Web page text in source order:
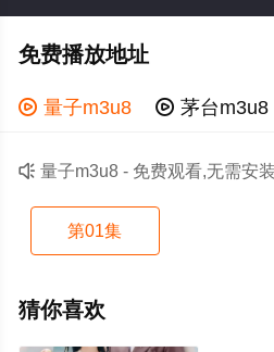
免费播放地址
 量子m3u8  茅台m3u8
 量子m3u8 - 免费观看,无需安
第01集
猜你喜欢